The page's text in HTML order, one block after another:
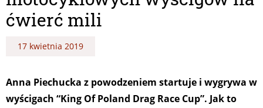
ćwierć mili
17 kwietnia 2019
Anna Piechucka z powodzeniem startuje i wygrywa w
wyścigach “King Of Poland Drag Race Cup”. Jak to